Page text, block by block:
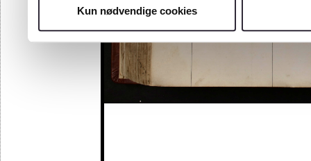
Kun nødvendige cookies